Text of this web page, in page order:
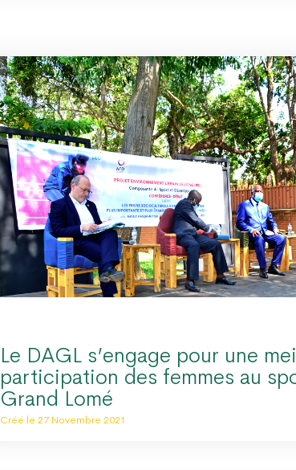
Le DAGL s’engage pour une
participation des femmes au
Grand Lomé
Créé le 27 Novembre 2021